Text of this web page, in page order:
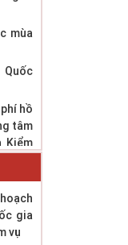
mùa
hồ
tâm
Kiểm
gia
vụ